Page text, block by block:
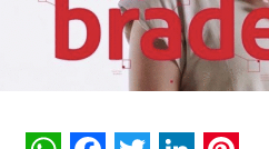
empresas, até então pouco
tecnologia, perceberam o
as mais diferentes atividades,
poucas vezes visto. Para se